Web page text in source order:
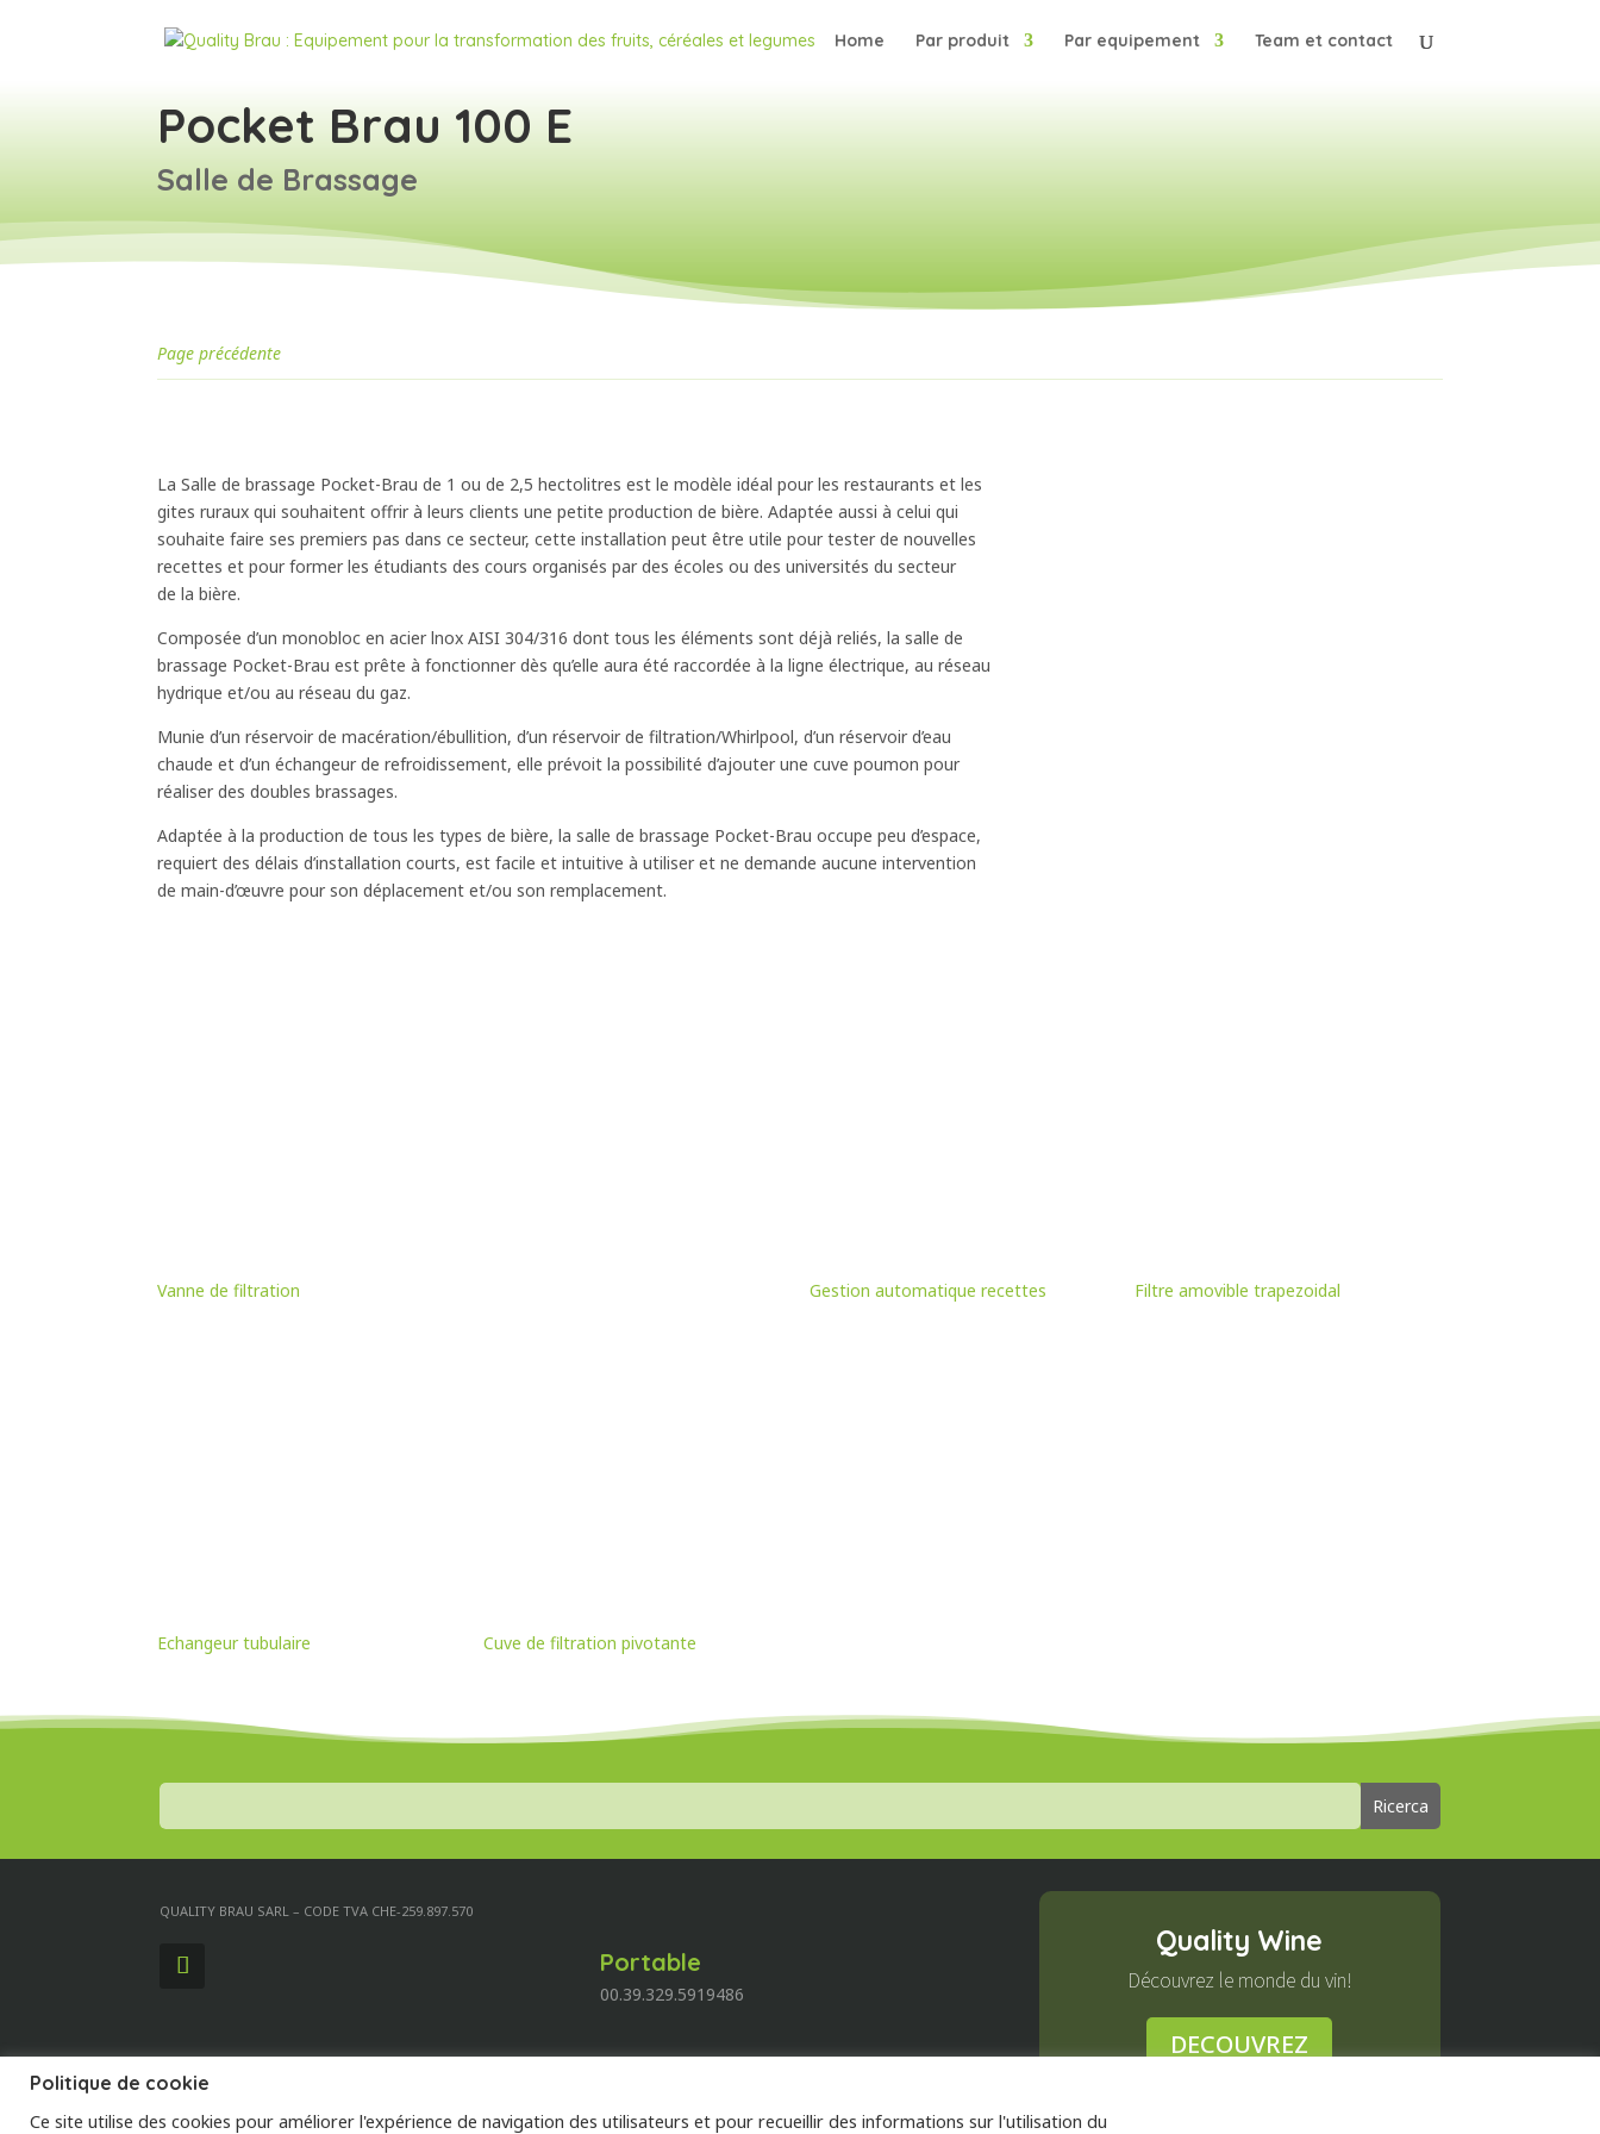
Home Par produit Par equipement Team et contact
Pocket Brau 100 E
Salle de Brassage
Page précédente
La Salle de brassage Pocket-Brau de 1 ou de 2,5 hectolitres est le modèle idéal pour les restaurants et les
gites ruraux qui souhaitent offrir à leurs clients une petite production de bière. Adaptée aussi à celui qui
souhaite faire ses premiers pas dans ce secteur, cette installation peut être utile pour tester de nouvelles
recettes et pour former les étudiants des cours organisés par des écoles ou des universités du secteur
de la bière.
Composée d’un monobloc en acier lnox AISI 304/316 dont tous les éléments sont déjà reliés, la salle de
brassage Pocket-Brau est prête à fonctionner dès qu’elle aura été raccordée à la ligne électrique, au réseau
hydrique et/ou au réseau du gaz.
Munie d’un réservoir de macération/ébullition, d’un réservoir de filtration/Whirlpool, d’un réservoir d’eau
chaude et d’un échangeur de refroidissement, elle prévoit la possibilité d’ajouter une cuve poumon pour
réaliser des doubles brassages.
Adaptée à la production de tous les types de bière, la salle de brassage Pocket-Brau occupe peu d’espace,
requiert des délais d’installation courts, est facile et intuitive à utiliser et ne demande aucune intervention
de main-d’œuvre pour son déplacement et/ou son remplacement.
Vanne de filtration Gestion automatique recettes Filtre amovible trapezoidal
Echangeur tubulaire Cuve de filtration pivotante
QUALITY BRAU SARL – CODE TVA CHE-259.897.570
Portable
00.39.329.5919486
info@qualitybrau.com
Quality Wine
Découvrez le monde du vin!
DECOUVREZ
Politique de cookie
Ce site utilise des cookies pour améliorer l'expérience de navigation des utilisateurs et pour recueillir des informations sur l'utilisation du